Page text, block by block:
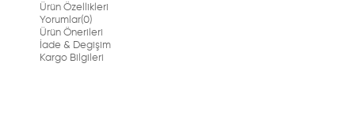
Ürün Özellikleri
Yorumlar(0)
Ürün Önerileri
İade & Degişim
Kargo Bilgileri